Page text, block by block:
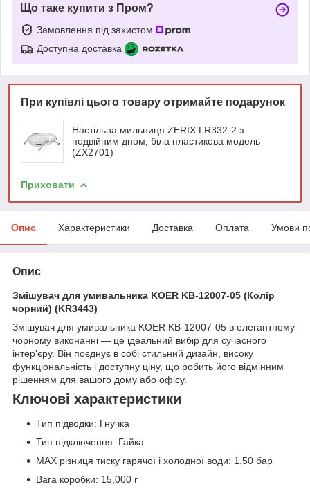
Що таке купити з Пром?
Замовлення під захистом
Доступна доставка
При купівлі цього товару отримайте подарунок
Настільна мильниця ZERIX LR332-2 з
подвійним дном, біла пластикова модель
(ZX2701)
Приховати
Опис Характеристики Доставка Оплата Умови
Опис
Змішувач для умивальника KOER KB-12007-05 (Колір
чорний) (KR3443)
Змішувач для умивальника KOER KB-12007-05 в елегантному
чорному виконанні — це ідеальний вибір для сучасного
інтер'єру. Він поєднує в собі стильний дизайн, високу
функціональність і доступну ціну, що робить його відмінним
рішенням для вашого дому або офісу.
Ключові характеристики
Тип підводки: Гнучка
Тип підключення: Гайка
MAX різниця тиску гарячої і холодної води: 1,50 бар
Вага коробки: 15,000 г